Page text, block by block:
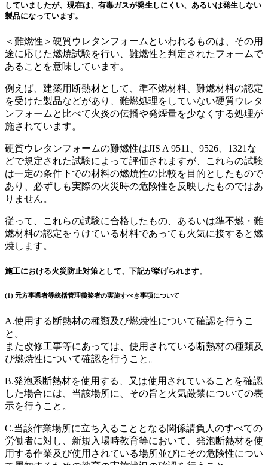
していましたが、現在は、有毒ガスが発生しにくい、あるいは発生しない
製品になっています。
＜難燃性＞硬質ウレタンフォームといわれるものは、その用
途に応じた燃焼試験を行い、難燃性と判定されたフォームで
あることを意味しています。
例えば、建築用断熱材として、準不燃材料、難燃材料の認定
を受けた製品などがあり、難燃処理をしていない硬質ウレタ
ンフォームと比べて火炎の伝播や発煙量を少なくする処理が
施されています。
硬質ウレタンフォームの難燃性はJIS A 9511、9526、1321な
どで規定された試験によって評価されますが、これらの試験
は一定の条件下での材料の燃焼性の比較を目的としたもので
あり、必ずしも実際の火災時の危険性を反映したものではあ
りません。
従って、これらの試験に合格したもの、あるいは準不燃・難
燃材料の認定をうけている材料であっても火気に接すると燃
焼します。
施工における火災防止対策として、下記が挙げられます。
(1) 元方事業者等統括管理義務者の実施すべき事項について
A.使用する断熱材の種類及び燃焼性について確認を行うこ
と。
また改修工事等にあっては、使用されている断熱材の種類及
び燃焼性について確認を行うこと。
B.発泡系断熱材を使用する、又は使用されていることを確認
した場合には、当該場所に、その旨と火気厳禁についての表
示を行うこと。
C.当該作業場所に立ち入ることとなる関係請負人のすべての
労働者に対し、新規入場時教育等において、発泡断熱材を使
用する作業及び使用されている場所並びにその危険性につい